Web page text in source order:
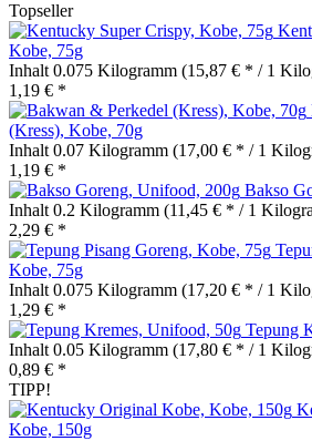
Topseller
Kobe, 75g
Inhalt 0.075 Kilogramm (15,87 € * / 1
1,19 € *
(Kress), Kobe, 70g
Inhalt 0.07 Kilogramm (17,00 € * / 1
1,19 € *
Bakso
Inhalt 0.2 Kilogramm (11,45 € * / 1
2,29 € *
Kobe, 75g
Inhalt 0.075 Kilogramm (17,20 € * / 1
1,29 € *
Tepung
Inhalt 0.05 Kilogramm (17,80 € * / 1
0,89 € *
TIPP!
Kobe, 150g